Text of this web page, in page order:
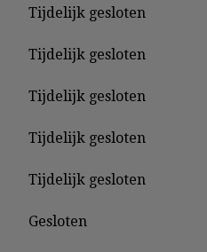
Tijdelijk gesloten
Tijdelijk gesloten
Tijdelijk gesloten
Tijdelijk gesloten
Tijdelijk gesloten
Gesloten